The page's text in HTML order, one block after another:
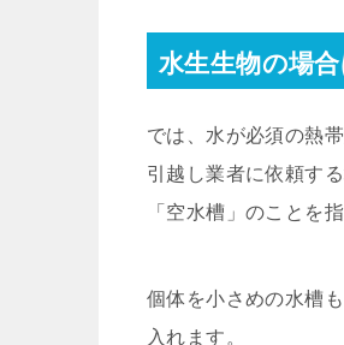
水生生物の場
では、水が必須の熱
引越し業者に依頼す
「空水槽」のことを
個体を小さめの水槽
入れます。